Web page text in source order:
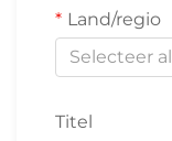
Land/regio
Selecteer
Titel